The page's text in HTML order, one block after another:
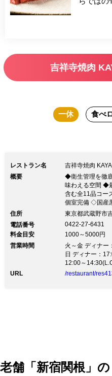
と逸品
吉祥寺焼肉
一休 食べ
レストラン名
吉祥寺焼肉 KAYA
概要
◆衛生管理を徹
味わえる空間 ◆
含む全11品コー
個室完備 ◇国産
鮮度の和牛カル
えてくれる隠れ
を開くと、そこ
がっています。
目利きした最高
きるのも、シェ
位に合わせたカ
住所
東京都武蔵野市
電話番号
0422-27-6431
料金目安
1000～5000円
営業時間
火～金 ディナー
日 ディナー：
12:00～
URL
/restaurant/
老舗「新宿関根」